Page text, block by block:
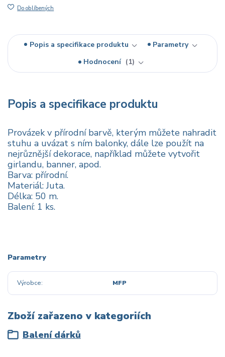
Do oblíbených
Popis a specifikace produktu
Parametry
Hodnocení
1
Popis a specifikace produktu
Provázek v přírodní barvě, kterým můžete nahradit
stuhu a uvázat s ním balonky, dále lze použít na
nejrůznější dekorace, například můžete vytvořit
girlandu, banner, apod.
Barva: přírodní.
Materiál: Juta.
Délka: 50 m.
Balení: 1 ks.
Parametry
Výrobce MFP
Zboží zařazeno v kategoriích
Balení dárků